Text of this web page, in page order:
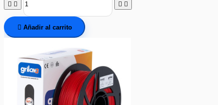
   
 Añadir al carrito